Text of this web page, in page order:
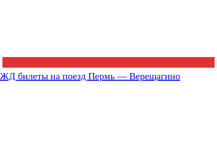
ЖД билеты на поезд Пермь — Верещагино